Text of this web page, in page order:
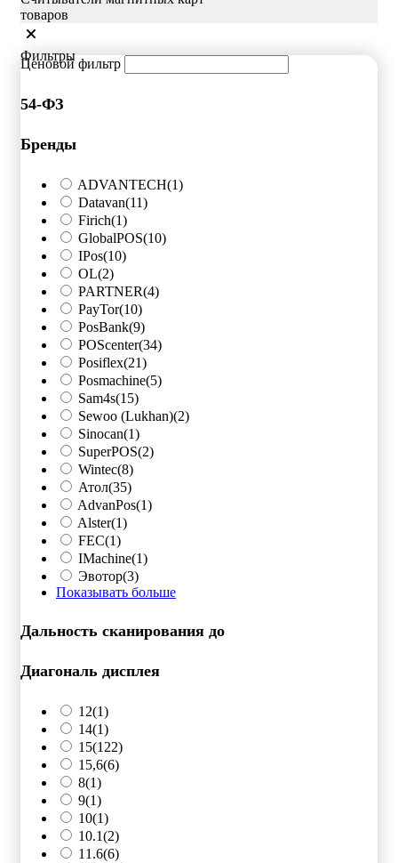
товаров
Фильтры
Ценовой фильтр
54-ФЗ
Бренды
ADVANTECH(1)
Datavan(11)
Firich(1)
GlobalPOS(10)
IPos(10)
OL(2)
PARTNER(4)
PayTor(10)
PosBank(9)
POScenter(34)
Posiflex(21)
Posmachine(5)
Sam4s(15)
Sewoo (Lukhan)(2)
Sinocan(1)
SuperPOS(2)
Wintec(8)
Атол(35)
AdvanPos(1)
Alster(1)
FEC(1)
IMachine(1)
Эвотор(3)
Показывать больше
Дальность сканирования до
Диагональ дисплея
12(1)
14(1)
15(122)
15,6(6)
8(1)
9(1)
10(1)
10.1(2)
11.6(6)